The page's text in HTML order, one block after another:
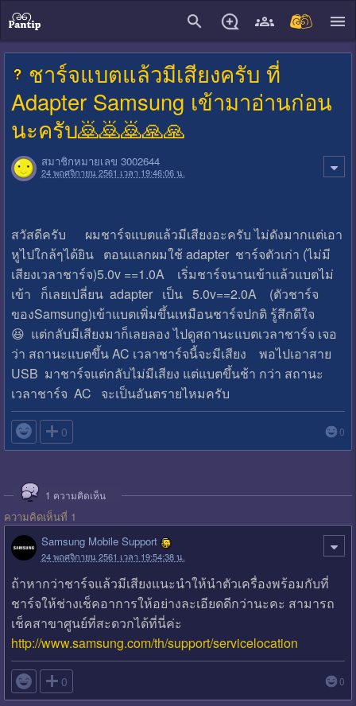
ชาร์จแบตแล้วมีเสียงครับ ที่
Adapter Samsung เข้ามาอ่านก่อน
นะครับ🙇🙇🙇🙏🙏
สมาชิกหมายเลข 3002644
24 พฤศจิกายน 2561 เวลา 19:46:06 น.
สวัสดีครับ ผมชาร์จแบตแล้วมีเสียงอะครับ ไม่ดังมากแต่เอา
หูไปใกล้ๆได้ยิน ตอนแลกผมใช้ adapter ชาร์จตัวเก่า (ไม่มี
เสียงเวลาชาร์จ)5.0v ==1.0A เริ่มชาร์จนานเข้าแล้วแบตไม่
เข้า ก็เลยเปลี่ยน adapter เป็น 5.0v==2.0A (ตัวชาร์จ
ของSamsung)เข้าแบตเพิ่มขึ้นเหมือนชาร์จปกติ รู้สึกดีใจ
😆 แต่กลับมีเสียงมาก็เลยลอง ไปดูสถานะแบตเวลาชาร์จ เจอ
ว่า สถานะแบตขึ้น AC เวลาชาร์จนี้จะมีเสียง พอไปเอาสาย
USB มาชาร์จแต่กลับไม่มีเสียง แต่แบตขึ้นช้า กว่า สถานะ
เวลาชาร์จ AC จะเป็นอันตรายไหมครับ
 0 0
1 ความคิดเห็น
ความคิดเห็นที่ 1
Samsung Mobile Support
24 พฤศจิกายน 2561 เวลา 19:54:38 น.
ถ้าหากว่าชาร์จแล้วมีเสียงแนะนำให้นำตัวเครื่องพร้อมกับที่
ชาร์จให้ช่างเช็คอาการให้อย่างละเอียดดีกว่านะคะ สามารถ
เช็คสาขาศูนย์ที่สะดวกได้ที่นี่ค่ะ
http://www.samsung.com/th/support/servicelocation
 0 0
close